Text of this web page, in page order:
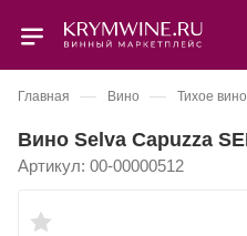
Главная — Вино — Тихое вино
Вино Selva Capuzza
Артикул: 00-00000512